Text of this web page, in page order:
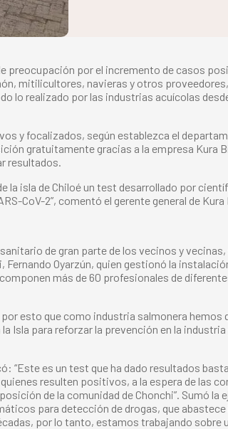
preocupación por el incremento de casos
mitilicultores, navieras y otros
lo realizado por las industrias acuícolas
y focalizados, según establezca el
gratuitamente gracias a la empresa Kura
resultados.
la isla de Chiloé un test desarrollado por
CoV-2”, comentó el gerente general de
de gran parte de los vecinos y
Oyarzún, quien gestionó la
más de 60 profesionales de
esto que como industria salmonera
para reforzar la prevención en la industria
“Este es un test que ha dado resultados
resulten positivos, a la espera de las
de la comunidad de Chonchi”. Sumó la
para detección de drogas, que
por lo tanto, estamos trabajando sobre